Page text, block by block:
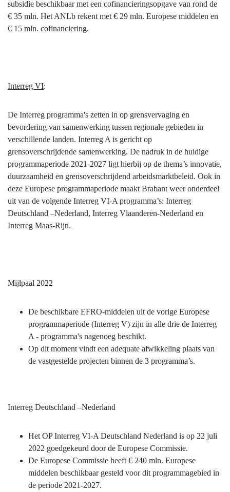
subsidie beschikbaar met een cofinancieringsopgave van rond de
€ 35 mln. Het ANLb rekent met € 29 mln. Europese middelen en
€ 15 mln. cofinanciering.
Interreg VI:
De Interreg programma's zetten in op grensvervaging en
bevordering van samenwerking tussen regionale gebieden in
verschillende landen. Interreg A is gericht op
grensoverschrijdende samenwerking. De nadruk in de huidige
programmaperiode 2021-2027 ligt hierbij op de thema’s innovatie,
duurzaamheid en grensoverschrijdend arbeidsmarktbeleid. Ook in
deze Europese programmaperiode maakt Brabant weer onderdeel
uit van de volgende Interreg VI-A programma’s: Interreg
Deutschland –Nederland, Interreg Vlaanderen-Nederland en
Interreg Maas-Rijn.
Mijlpaal 2022
De beschikbare EFRO-middelen uit de vorige Europese
programmaperiode (Interreg V) zijn in alle drie de Interreg
A - programma's nagenoeg beschikt.
Op dit moment vindt een adequate afwikkeling plaats van
de vastgestelde projecten binnen de 3 programma’s.
Interreg Deutschland –Nederland
Het OP Interreg VI-A Deutschland Nederland is op 22 juli
2022 goedgekeurd door de Europese Commissie.
De Europese Commissie heeft € 240 mln. Europese
middelen beschikbaar gesteld voor dit programmagebied in
de periode 2021-2027.